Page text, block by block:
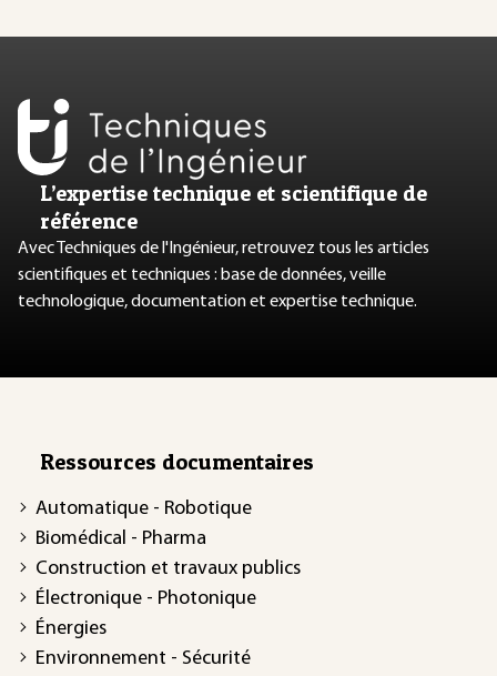
L’expertise technique et scientifique de
référence
Avec Techniques de l'Ingénieur, retrouvez tous les articles
scientifiques et techniques : base de données, veille
technologique, documentation et expertise technique.
Ressources documentaires
Automatique - Robotique
Biomédical - Pharma
Construction et travaux publics
Électronique - Photonique
Énergies
Environnement - Sécurité